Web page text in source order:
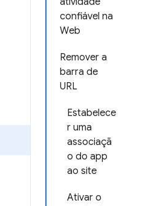
confiável na
Web
Remover a
barra de
URL
Estabelece
r uma
associaçã
o do app
ao site
Ativar o